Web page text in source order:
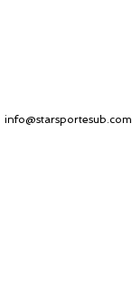
info@starsportesub.com